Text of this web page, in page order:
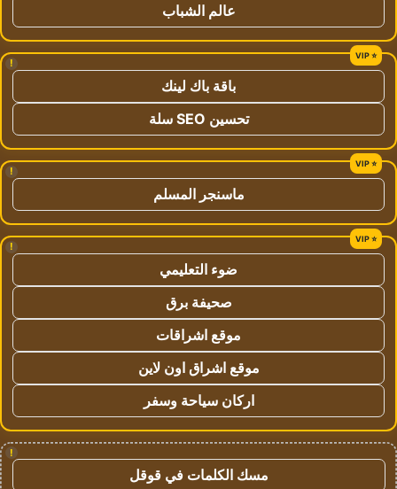
عالم الشباب
!
باقة باك لينك
تحسين SEO سلة
!
ماسنجر المسلم
!
ضوء التعليمي
صحيفة برق
موقع اشراقات
موقع اشراق اون لاين
اركان سياحة وسفر
!
مسك الكلمات في قوقل